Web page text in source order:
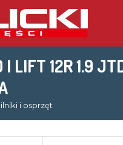
I LIFT 12R 1.9
i osprzęt